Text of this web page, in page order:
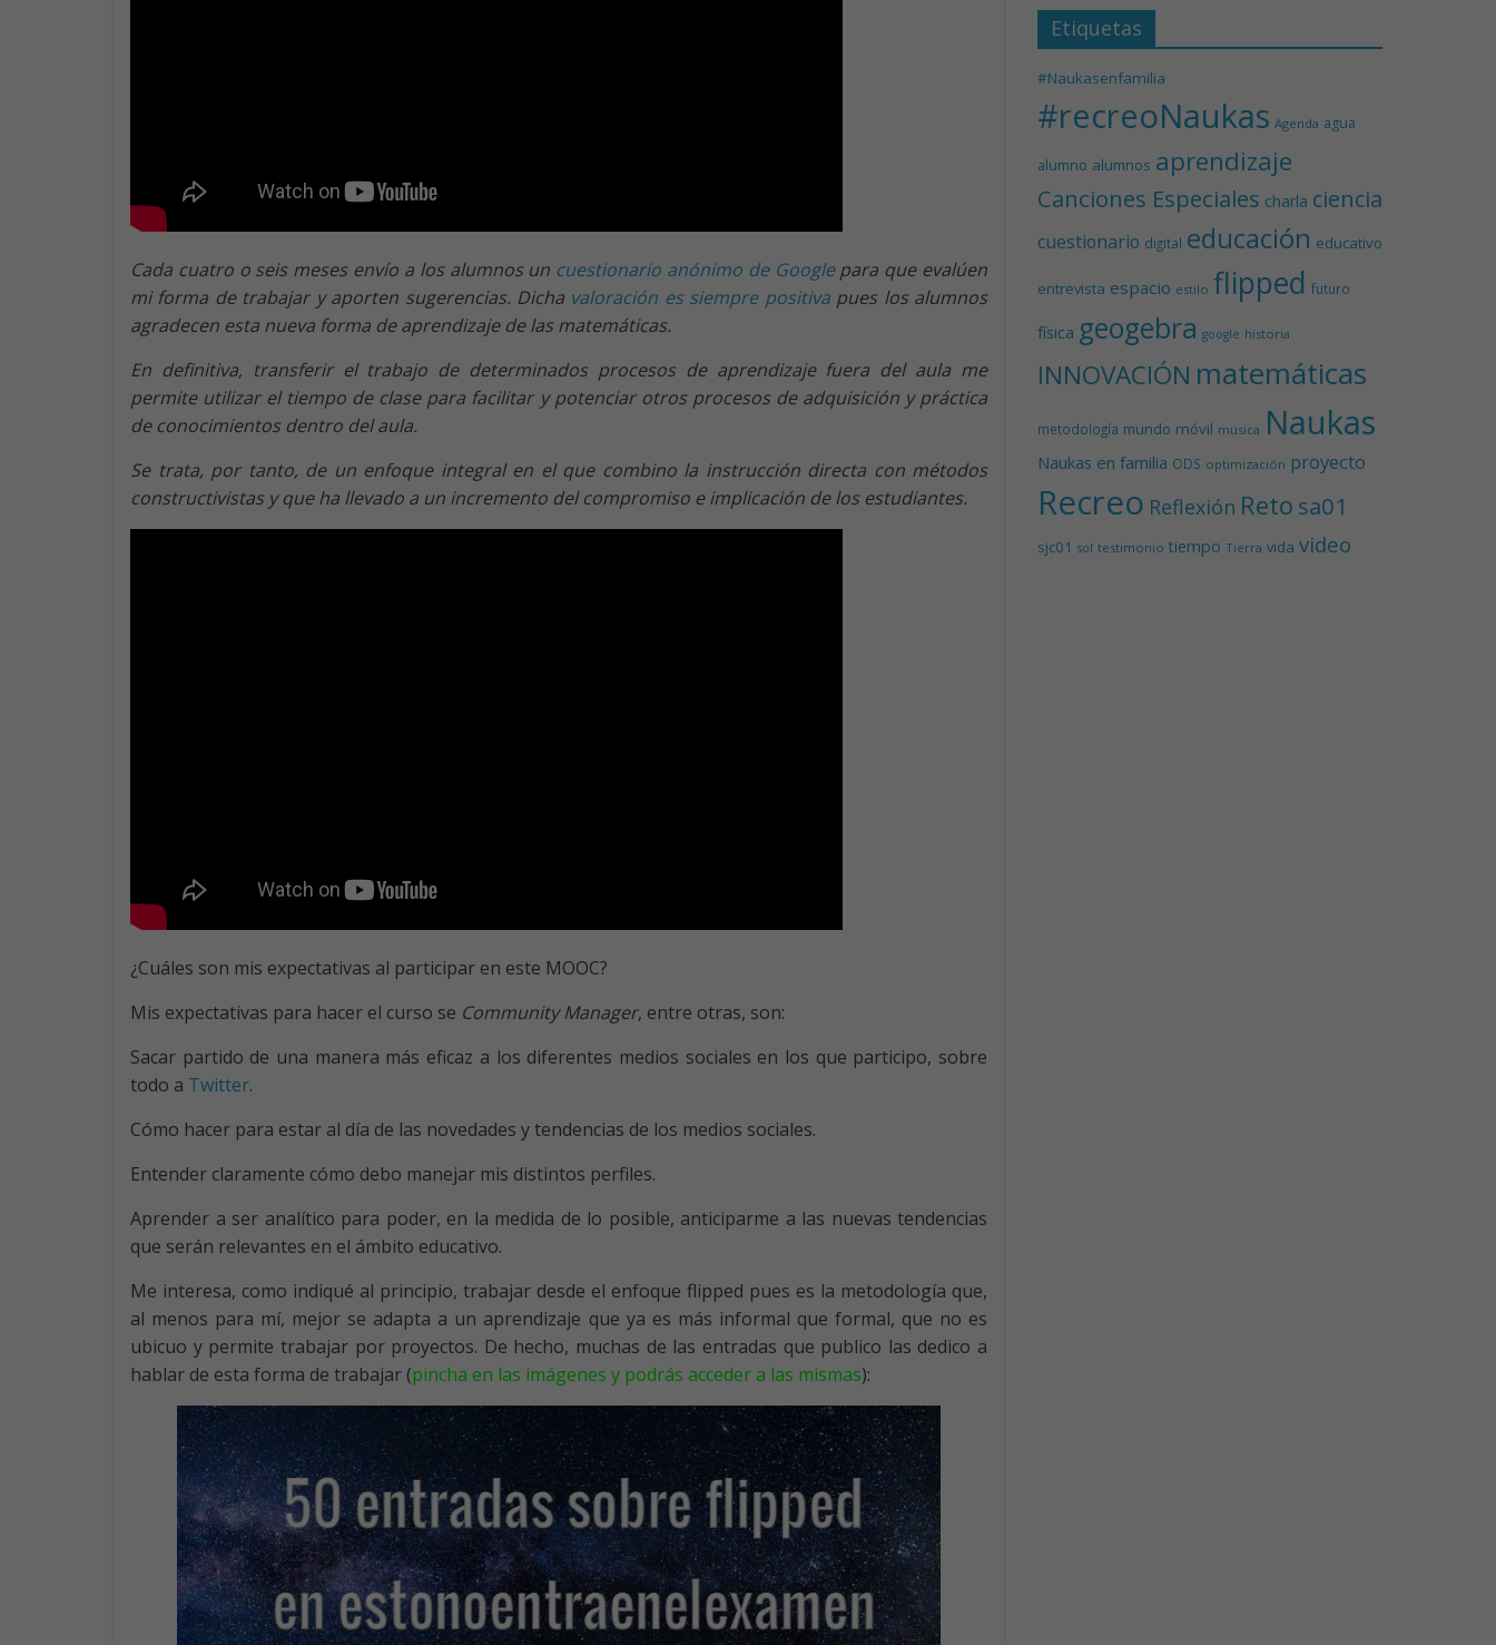
Cada cuatro o seis meses envío a los alumnos un cuestionario anónimo de Googlepara que evalúen
mi forma de trabajar y aporten sugerencias. Dicha valoración es siempre positivapues los alumnos
agradecen esta nueva forma de aprendizaje de las matemáticas.
En definitiva, transferir el trabajo de determinados procesos de aprendizaje fuera del aula me
permite utilizar el tiempo de clase para facilitar y potenciar otros procesos de adquisición y práctica
de conocimientos dentro del aula.
Se trata, por tanto, de un enfoque integral en el que combino la instrucción directa con métodos
constructivistas y que ha llevado a un incremento del compromiso e implicación de los estudiantes.
¿Cuáles son mis expectativas al participar en este MOOC?
Mis expectativas para hacer el curso se Community Manager, entre otras, son:
Sacar partido de una manera más eficaz a los diferentes medios sociales en los que participo, sobre
todo a Twitter.
Cómo hacer para estar al día de las novedades y tendencias de los medios sociales.
Entender claramente cómo debo manejar mis distintos perfiles.
Aprender a ser analítico para poder, en la medida de lo posible, anticiparme a las nuevas tendencias
que serán relevantes en el ámbito educativo.
Me interesa, como indiqué al principio, trabajar desde el enfoque flipped pues es la metodología que,
al menos para mí, mejor se adapta a un aprendizaje que ya es más informal que formal, que no es
ubicuo y permite trabajar por proyectos. De hecho, muchas de las entradas que publico las dedico a
hablar de esta forma de trabajar (pincha en las imágenes y podrás acceder a las mismas):
Etiquetas
#Naukasenfamilia
#recreoNaukas Agenda agua
alumno alumnos aprendizaje
Canciones Especiales charla ciencia
cuestionario digital educación educativo
entrevista espacio estilo flipped futuro
física geogebra google historia
INNOVACIÓN matemáticas
metodología mundo móvil música Naukas
Naukas en familia ODS optimización proyecto
Recreo Reflexión Reto sa01
sjc01 sol testimonio tiempo Tierra vida video